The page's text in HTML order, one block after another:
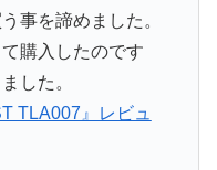
事を諦めました。
購入したのです
した。
TLA007』レビュ